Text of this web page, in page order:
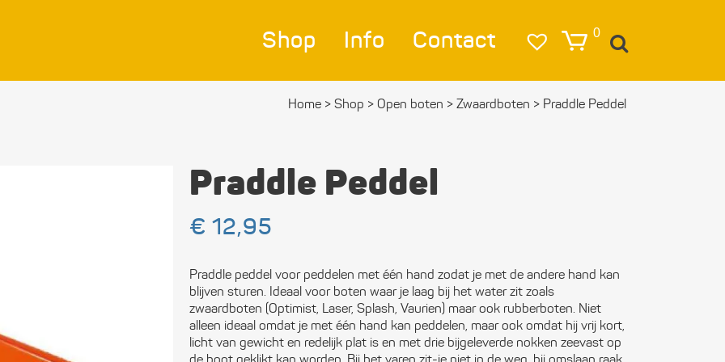
0
Shop
Navigatie
Verlichting
Bevestigings­­
materialen
Elektra en
Info Contact
Home > Shop > Open boten > Zwaard­boten > Praddle Peddel
Praddle Peddel
€ 12,95
Praddle peddel voor peddelen met één hand zodat je met de andere hand kan
blijven sturen. Ideaal voor boten waar je laag bij het water zit zoals
zwaardboten (Optimist, Laser, Splash, Vaurien) maar ook rubberboten. Niet
alleen ideaal omdat je met één hand kan peddelen, maar ook omdat hij vrij kort,
licht van gewicht en redelijk plat is en met drie bijgeleverde nokken zeevast op